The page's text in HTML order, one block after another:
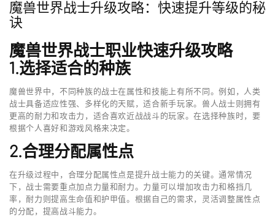
魔兽世界战士升级攻略：快速提升等级的秘
诀
魔兽世界战士职业快速升级攻略
1.选择适合的种族
魔兽世界中，不同种族的战士在属性和技能上有所不同。例如，人类
战士具备适应性强、多样化的天赋，适合新手玩家。兽人战士则拥有
更高的耐力和攻击力，适合喜欢近战战斗的玩家。在选择种族时，要
根据个人喜好和游戏风格来决定。
2.合理分配属性点
在升级过程中，合理分配属性点是提升战士能力的关键。通常情况
下，战士需要重点加点力量和耐力。力量可以增加攻击力和格挡几
率，耐力则提高生命值和护甲值。根据自己的需求，灵活调整属性点
的分配，提高战斗能力。